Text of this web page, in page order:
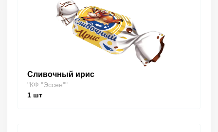
Сливочный ирис
"КФ "Эссен""
1 шт